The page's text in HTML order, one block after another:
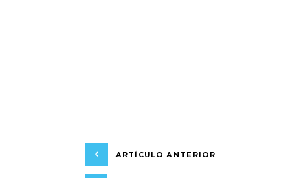
ARTÍCULO ANTERIOR